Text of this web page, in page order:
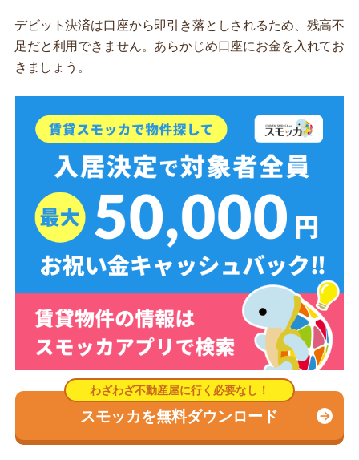
デビット決済は口座から即引き落としされるため、残高不
足だと利用できません。あらかじめ口座にお金を入れてお
きましょう。
スモッカを無料ダウンロード